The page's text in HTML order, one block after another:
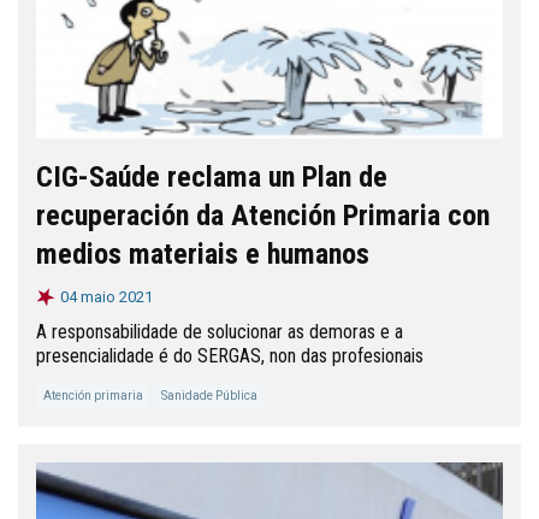
CIG-Saúde reclama un Plan de
recuperación da Atención Primaria con
medios materiais e humanos
04 maio 2021
A responsabilidade de solucionar as demoras e a
presencialidade é do SERGAS, non das profesionais
Atención primaria Sanidade Pública